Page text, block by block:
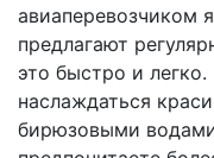
авиаперевозчиком
предлагают
это быстро и
наслаждаться
бирюзовыми